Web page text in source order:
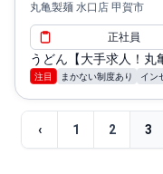
丸亀製麺 水口店 甲賀市
正社員
うどん【大手求人！丸
注目 まかない制度あり イン
‹ 1 2 3